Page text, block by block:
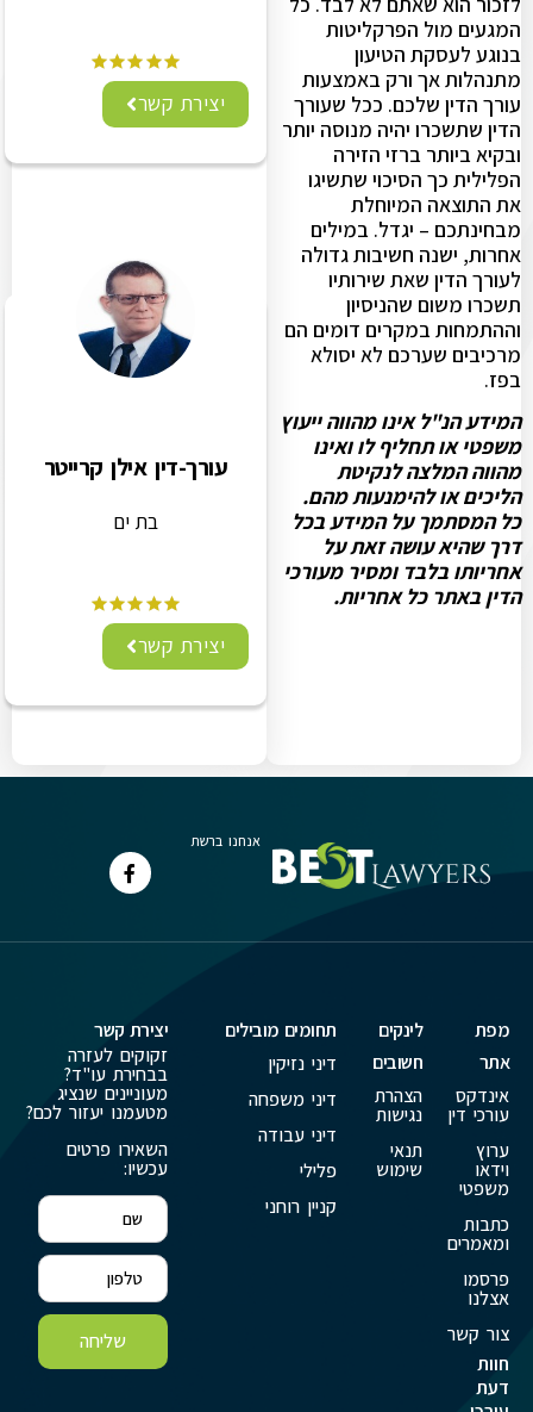
המגעים מול הפרקליטות
בנוגע לעסקת הטיעון
מתנהלות אך ורק באמצעות
עורך הדין שלכם. ככל שעורך
הדין שתשכרו יהיה מנוסה יותר
ובקיא ביותר ברזי הזירה
הפלילית כך הסיכוי שתשיגו
את התוצאה המיוחלת
מבחינתכם – יגדל. במילים
אחרות, ישנה חשיבות גדולה
לעורך הדין שאת שירותיו
תשכרו משום שהניסיון
וההתמחות במקרים דומים הם
מרכיבים שערכם לא יסולא
בפז.
המידע הנ"ל אינו מהווה ייעוץ
משפטי או תחליף לו ואינו
מהווה המלצה לנקיטת
הליכים או להימנעות מהם.
כל המסתמך על המידע בכל
דרך שהיא עושה זאת על
אחריותו בלבד ומסיר מעורכי
הדין באתר כל אחריות.
יצירת קשר
עורך-דין אילן קרייטר
בת ים
יצירת קשר
אנחנו ברשת
מפת
אתר
אינדקס
עורכי דין
ערוץ
וידאו
משפטי
כתבות
ומאמרים
פרסמו
אצלנו
צור קשר
חוות
דעת
לינקים
חשובים
הצהרת
נגישות
תנאי
שימוש
תחומים מובילים
דיני נזיקין
דיני משפחה
דיני עבודה
פלילי
קניין רוחני
יצירת קשר
זקוקים לעזרה
בבחירת עו"ד?
מעוניינים שנציג
מטעמנו יעזור לכם?
השאירו פרטים
עכשיו:
שליחה